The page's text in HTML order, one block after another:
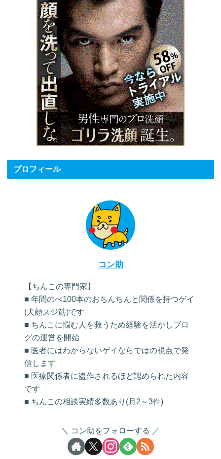
プロフィール
コン助
【ちんこの専門家】
■ 年間のべ100本のおちんちんと関係を持つゲイ
(犬顔スジ筋)です
■ ちんこに悩む人を救うため経験を活かしブロ
グの運営を開始
■ 医者にはわからないゲイならではの視点で発
信します
■ 医療関係者に盗作されるほど認められた内容
です
■ ちんこの相談実績多数あり(月2～3件)
コン助をフォローする